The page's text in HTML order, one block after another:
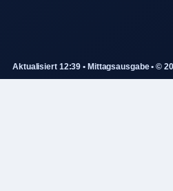
Aktualisiert 12:39 • Mittagsausgabe • ©